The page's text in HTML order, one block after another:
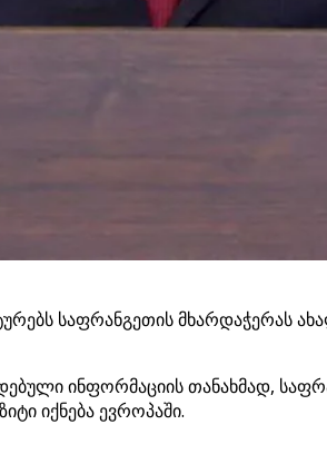
საფრანგეთის მხარდაჭერას
ინფორმაციის თანახმად,
იქნება ევროპაში.